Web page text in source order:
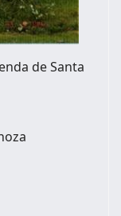
de Santa